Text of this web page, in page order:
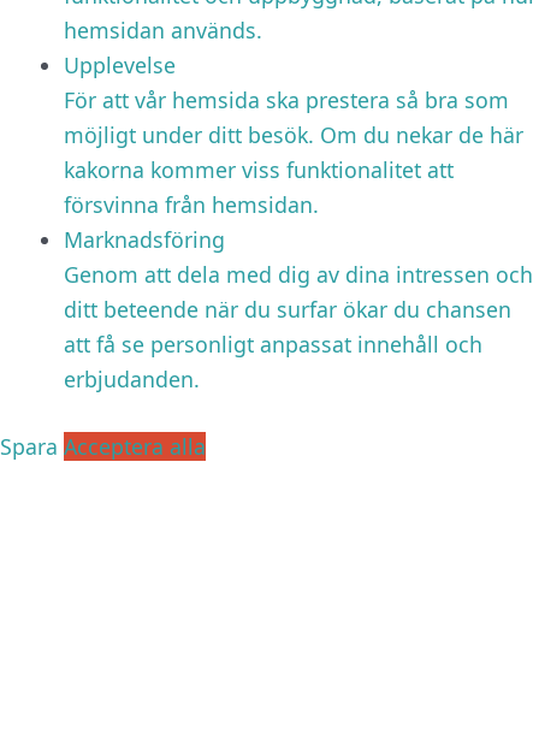
hemsidan används.
Upplevelse
För att vår hemsida ska prestera så bra som
möjligt under ditt besök. Om du nekar de här
kakorna kommer viss funktionalitet att
försvinna från hemsidan.
Marknadsföring
Genom att dela med dig av dina intressen och
ditt beteende när du surfar ökar du chansen
att få se personligt anpassat innehåll och
erbjudanden.
Spara Acceptera alla